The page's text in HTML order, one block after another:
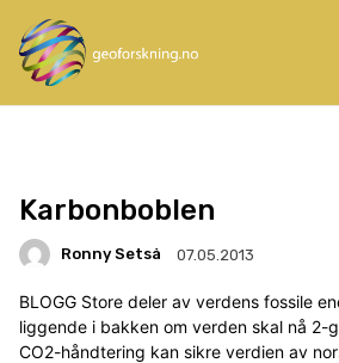
Karbonboblen
Ronny Setså 07.05.2013
BLOGG Store deler av verdens fossile
liggende i bakken om verden skal nå 2-
CO2-håndtering kan sikre verdien av